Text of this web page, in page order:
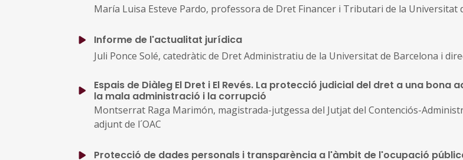
María Luisa Esteve Pardo, professora de Dret Financer i Tributari de la Universitat
Informe de l'actualitat jurídica
Juli Ponce Solé, catedràtic de Dret Administratiu de la Universitat de Barcelona i
Espais de Diàleg El Dret i El Revés. La protecció judicial del dret a una
la mala administració i la corrupció
Montserrat Raga Marimón, magistrada-jutgessa del Jutjat del Contenciós-
adjunt de l´OAC
Protecció de dades personals i transparència a l'àmbit de l'ocupació